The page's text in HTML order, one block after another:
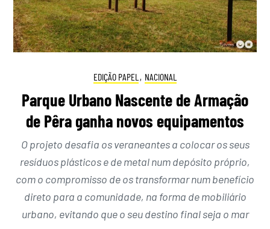
EDIÇÃO PAPEL , NACIONAL
Parque Urbano Nascente de Armação
de Pêra ganha novos equipamentos
O projeto desafia os veraneantes a colocar os seus
resíduos plásticos e de metal num depósito próprio,
com o compromisso de os transformar num benefício
direto para a comunidade, na forma de mobiliário
urbano, evitando que o seu destino final seja o mar